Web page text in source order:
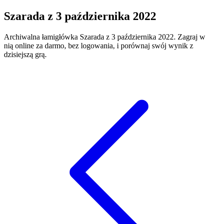
Szarada z 3 października 2022
Archiwalna łamigłówka Szarada z 3 października 2022. Zagraj w
nią online za darmo, bez logowania, i porównaj swój wynik z
dzisiejszą grą.